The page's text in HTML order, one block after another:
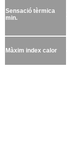
Sensació tèrmica
min.
Màxim index calor